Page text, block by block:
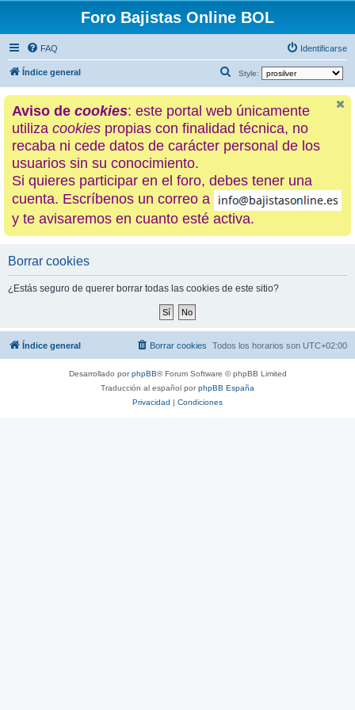
Foro Bajistas Online BOL
FAQ Identificarse
Índice general Style:
u
c
a
Aviso de cookies: este portal web únicamente
utiliza cookies propias con finalidad técnica, no
recaba ni cede datos de carácter personal de los
usuarios sin su conocimiento.
Si quieres participar en el foro, debes tener una
cuenta. Escríbenos un correo a
y te avisaremos en cuanto esté activa.
Borrar cookies
¿Estás seguro de querer borrar todas las cookies de este sitio?
Índice general Todos los horarios son UTC+02:00
Borrar cookies
Desarrollado porphpBB® Forum Software © phpBB Limited
Traducción al español porphpBB España
Privacidad | Condiciones